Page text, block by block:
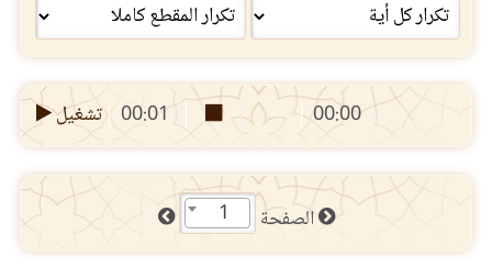
00:00
00:01 تشغيل
الصفحة 1